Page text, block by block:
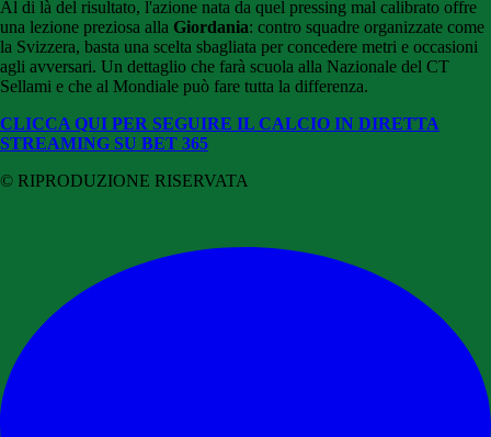
Al di là del risultato, l'azione nata da quel pressing mal calibrato offre
una lezione preziosa alla Giordania: contro squadre organizzate come
la Svizzera, basta una scelta sbagliata per concedere metri e occasioni
agli avversari. Un dettaglio che farà scuola alla Nazionale del CT
Sellami e che al Mondiale può fare tutta la differenza.
CLICCA QUI PER SEGUIRE IL CALCIO IN DIRETTA
STREAMING SU BET 365
© RIPRODUZIONE RISERVATA